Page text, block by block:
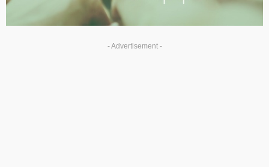
- Advertisement -